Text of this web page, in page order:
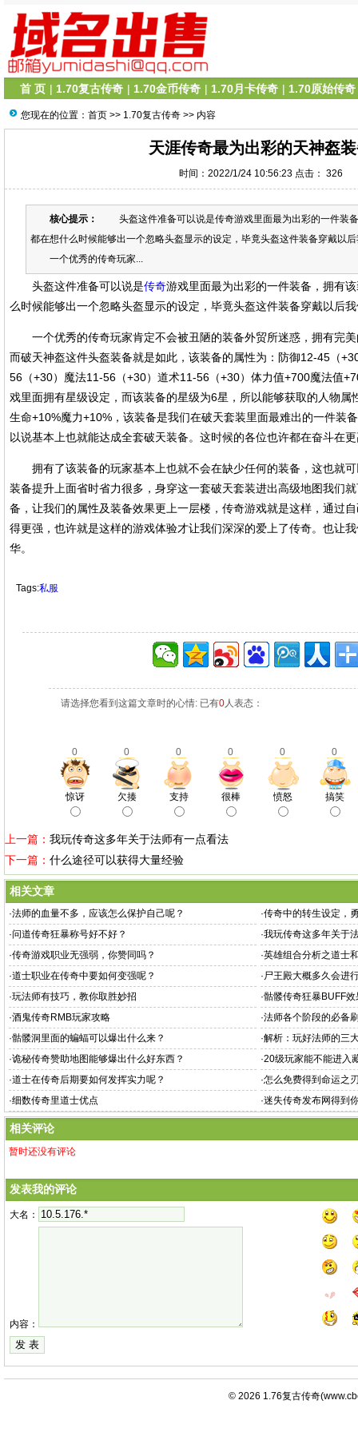
首 页 | 1.70复古传奇 | 1.70金币传奇 | 1.70月卡传奇 | 1.70原始传奇
您现在的位置： 首页 >> 1.70复古传奇 >> 内容
天涯传奇最为出彩的天神盔
时间：2022/1/24 10:56:23 点击： 326
核心提示：
头盔这件准备可以说是传奇游戏里面最为出彩的一件装
都在想什么时候能够出一个忽略头盔显示的设定，毕竟头盔这件装备穿戴以
一个优秀的传奇玩家...
头盔这件准备可以说是传奇游戏里面最为出彩的一件装备，拥有
么时候能够出一个忽略头盔显示的设定，毕竟头盔这件装备穿戴以后
一个优秀的传奇玩家肯定不会被丑陋的装备外贸所迷惑，拥有完美
而破天神盔这件头盔装备就是如此，该装备的属性为：防御12-45（
56（+30）魔法11-56（+30）道术11-56（+30）体力值+700魔法值
戏里面拥有星级设定，而该装备的星级为6星，所以能够获取的人物属
生命+10%魔力+10%，该装备是我们在破天套装里面最难出的一件装
以说基本上也就能达成全套破天装备。这时候的各位也许都在奋斗在
拥有了该装备的玩家基本上也就不会在缺少任何的装备，这也就可
装备提升上面省时省力很多，身穿这一套破天套装进出高级地图我们
备，让我们的属性及装备效果更上一层楼，传奇游戏就是这样，通过
得更强，也许就是这样的游戏体验才让我们深深的爱上了传奇。也让
华。
Tags:私服
请选择您看到这篇文章时的心情: 已有0人表态：
0 0 0 0 0 0
惊讶 欠揍 支持 很棒 愤怒 搞笑
上一篇： 我玩传奇这多年关于法师有一点看法
下一篇： 什么途径可以获得大量经验
相关文章
·法师的血量不多，应该怎么保护自己呢？ ·传奇中的转生设定，
·问道传奇狂暴称号好不好？ ·我玩传奇这多年关于
·传奇游戏职业无强弱，你赞同吗？ ·英雄组合分析之道士
·道士职业在传奇中要如何变强呢？ ·尸王殿大概多久会进
·玩法师有技巧，教你取胜妙招 ·骷髅传奇狂暴BUFF
·酒鬼传奇RMB玩家攻略 ·法师各个阶段的必备
·骷髅洞里面的蝙蝠可以爆出什么来？ ·解析：玩好法师的三
·诡秘传奇赞助地图能够爆出什么好东西？ ·20级玩家能不能进入
·道士在传奇后期要如何发挥实力呢？ ·怎么免费得到命运之
·细数传奇里道士优点 ·迷失传奇发布网得到
相关评论
暂时还没有评论
发表我的评论
大名：
内容：
© 2026 1.76复古传奇(